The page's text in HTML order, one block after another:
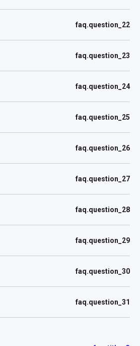
faq.question_22
faq.question_23
faq.question_24
faq.question_25
faq.question_26
faq.question_27
faq.question_28
faq.question_29
faq.question_30
faq.question_31